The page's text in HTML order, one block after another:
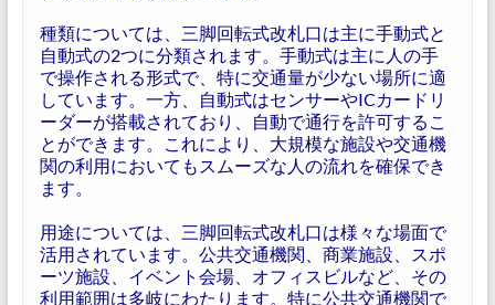
種類については、三脚回転式改札口は主に手動式と
自動式の2つに分類されます。手動式は主に人の手
で操作される形式で、特に交通量が少ない場所に適
しています。一方、自動式はセンサーやICカードリ
ーダーが搭載されており、自動で通行を許可するこ
とができます。これにより、大規模な施設や交通機
関の利用においてもスムーズな人の流れを確保でき
ます。
用途については、三脚回転式改札口は様々な場面で
活用されています。公共交通機関、商業施設、スポ
ーツ施設、イベント会場、オフィスビルなど、その
利用範囲は多岐にわたります。特に公共交通機関で